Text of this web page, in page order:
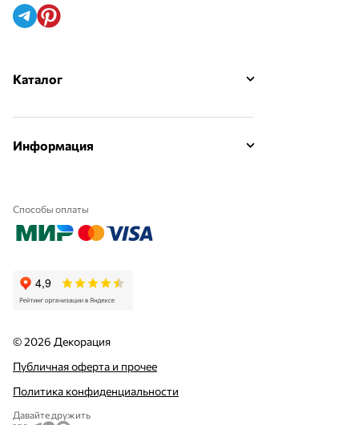
Каталог
Информация
Способы оплаты
© 2026 Декорация
Публичная оферта и прочее
Политика конфиденциальности
Давайте дружить